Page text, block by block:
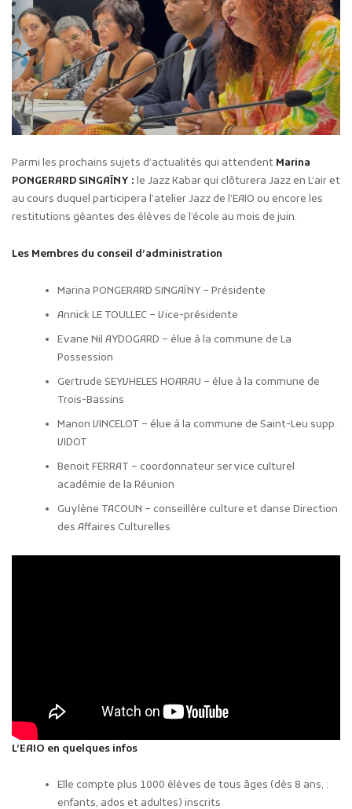
Parmi les prochains sujets d’actualités qui attendent Marina
PONGERARD SINGAÏNY : le Jazz Kabar qui clôturera Jazz en L’air et
au cours duquel participera l’atelier Jazz de l’EAIO ou encore les
restitutions géantes des élèves de l’école au mois de juin.
Les Membres du conseil d’administration
Marina PONGERARD SINGAÏNY – Présidente
Annick LE TOULLEC – Vice-présidente
Evane Nil AYDOGARD – élue à la commune de La
Possession
Gertrude SEYVHELES HOARAU – élue à la commune de
Trois-Bassins
Manon VINCELOT – élue à la commune de Saint-Leu supp.
VIDOT
Benoit FERRAT – coordonnateur service culturel
académie de la Réunion
Guylène TACOUN – conseillère culture et danse Direction
des Affaires Culturelles
L’EAIO en quelques infos
Elle compte plus 1000 élèves de tous âges (dès 8 ans, :
enfants, ados et adultes) inscrits